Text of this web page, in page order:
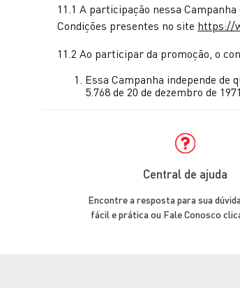
11.1 A participação nessa
Condições presentes no site https://
11.2 Ao participar da promoção, o
Essa Campanha independe de
5.768 de 20 de dezembro de
Central de ajuda
Encontre a resposta para sua
fácil e prática ou Fale Conosco